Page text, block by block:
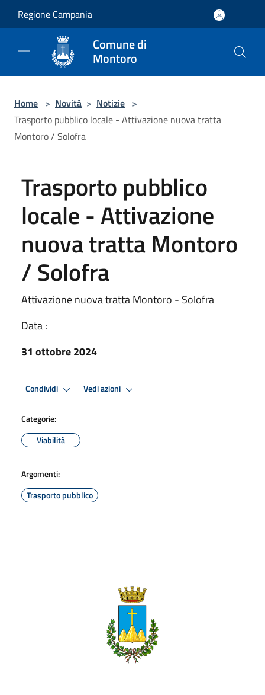
Regione Campania
Comune di
Montoro
Home > Novità > Notizie >
Trasporto pubblico locale - Attivazione nuova tratta
Montoro / Solofra
Trasporto pubblico
locale - Attivazione
nuova tratta Montoro
/ Solofra
Attivazione nuova tratta Montoro - Solofra
Data :
31 ottobre 2024
Condividi Vedi azioni
Categorie:
Viabilità
Argomenti:
Trasporto pubblico